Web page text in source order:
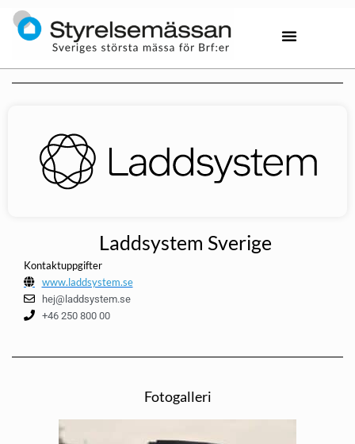
Laddsystem Sverige
Kontaktuppgifter
www.laddsystem.se
hej@laddsystem.se
+46 250 800 00
Fotogalleri